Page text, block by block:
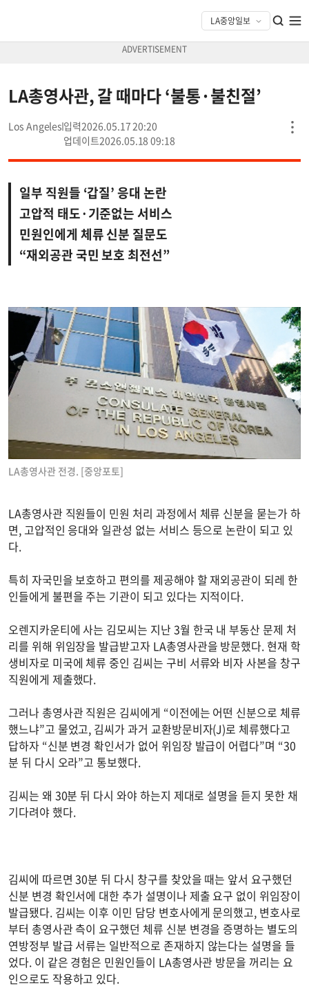
LA총영사관, 갈 때마다 ‘불통·불친절’
Los Angeles
2026.05.17 20:20
2026.05.18 09:18
일부 직원들 ‘갑질’ 응대 논란
고압적 태도·기준없는 서비스
민원인에게 체류 신분 질문도
“재외공관 국민 보호 최전선”
LA총영사관 전경. [중앙포토]
LA총영사관 직원들이 민원 처리 과정에서 체류 신분을 묻는가 하
면, 고압적인 응대와 일관성 없는 서비스 등으로 논란이 되고 있
다.
특히 자국민을 보호하고 편의를 제공해야 할 재외공관이 되레 한
인들에게 불편을 주는 기관이 되고 있다는 지적이다.
오렌지카운티에 사는 김모씨는 지난 3월 한국 내 부동산 문제 처
리를 위해 위임장을 발급받고자 LA총영사관을 방문했다. 현재 학
생비자로 미국에 체류 중인 김씨는 구비 서류와 비자 사본을 창구
직원에게 제출했다.
그러나 총영사관 직원은 김씨에게 “이전에는 어떤 신분으로 체류
했느냐”고 물었고, 김씨가 과거 교환방문비자(J)로 체류했다고
답하자 “신분 변경 확인서가 없어 위임장 발급이 어렵다”며 “30
분 뒤 다시 오라”고 통보했다.
김씨는 왜 30분 뒤 다시 와야 하는지 제대로 설명을 듣지 못한 채
기다려야 했다.
김씨에 따르면 30분 뒤 다시 창구를 찾았을 때는 앞서 요구했던
신분 변경 확인서에 대한 추가 설명이나 제출 요구 없이 위임장이
발급됐다. 김씨는 이후 이민 담당 변호사에게 문의했고, 변호사로
부터 총영사관 측이 요구했던 체류 신분 변경을 증명하는 별도의
연방정부 발급 서류는 일반적으로 존재하지 않는다는 설명을 들
었다. 이 같은 경험은 민원인들이 LA총영사관 방문을 꺼리는 요
인으로도 작용하고 있다.